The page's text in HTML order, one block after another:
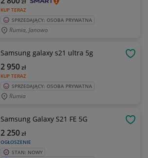
KUP TERAZ
SPRZEDAJĄCY: OSOBA PRYWATNA
Rumia, Janowo
Samsung galaxy s21 ultra 5g
KUP TERAZ
2 950zł
SPRZEDAJĄCY: OSOBA PRYWATNA
Rumia
Samsung Galaxy S21 FE 5G
OGŁOSZENIE
2 250zł
STAN: NOWY